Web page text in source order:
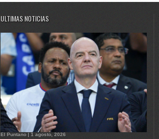
ULTIMAS NOTICIAS
El Puntano | 1 agosto, 2026